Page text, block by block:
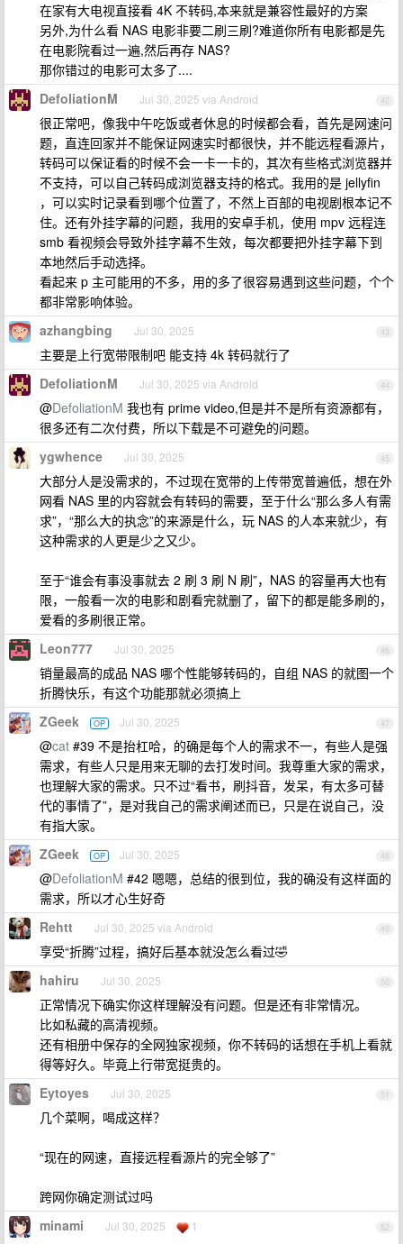
在家有大电视直接看 4K 不转码,本来就是兼容性最好的方案
另外,为什么看 NAS 电影非要二刷三刷?难道你所有电影都是先
在电影院看过一遍,然后再存 NAS?
那你错过的电影可太多了....
42
DefoliationM Jul 30, 2025 via Android
很正常吧，像我中午吃饭或者休息的时候都会看，首先是网速问
题，直连回家并不能保证网速实时都很快，并不能远程看源片，
转码可以保证看的时候不会一卡一卡的，其次有些格式浏览器并
不支持，可以自己转码成浏览器支持的格式。我用的是 jellyfin
，可以实时记录看到哪个位置了，不然上百部的电视剧根本记不
住。还有外挂字幕的问题，我用的安卓手机，使用 mpv 远程连
smb 看视频会导致外挂字幕不生效，每次都要把外挂字幕下到
本地然后手动选择。
看起来 p 主可能用的不多，用的多了很容易遇到这些问题，个个
都非常影响体验。
43
azhangbing Jul 30, 2025
主要是上行宽带限制吧 能支持 4k 转码就行了
44
DefoliationM Jul 30, 2025 via Android
@DefoliationM 我也有 prime video,但是并不是所有资源都有，
很多还有二次付费，所以下载是不可避免的问题。
45
ygwhence Jul 30, 2025
大部分人是没需求的，不过现在宽带的上传带宽普遍低，想在外
网看 NAS 里的内容就会有转码的需要，至于什么“那么多人有需
求”，“那么大的执念”的来源是什么，玩 NAS 的人本来就少，有
这种需求的人更是少之又少。
至于“谁会有事没事就去 2 刷 3 刷 N 刷”，NAS 的容量再大也有
限，一般看一次的电影和剧看完就删了，留下的都是能多刷的，
爱看的多刷很正常。
46
Leon777 Jul 30, 2025
销量最高的成品 NAS 哪个性能够转码的，自组 NAS 的就图一个
折腾快乐，有这个功能那就必须搞上
47
ZGeek OP Jul 30, 2025
@cat #39 不是抬杠哈，的确是每个人的需求不一，有些人是强
需求，有些人只是用来无聊的去打发时间。我尊重大家的需求，
也理解大家的需求。只不过“看书，刷抖音，发呆，有太多可替
代的事情了”，是对我自己的需求阐述而已，只是在说自己，没
有指大家。
48
ZGeek OP Jul 30, 2025
@DefoliationM #42 嗯嗯，总结的很到位，我的确没有这样面的
需求，所以才心生好奇
49
Rehtt Jul 30, 2025 via Android
享受“折腾”过程，搞好后基本就没怎么看过🤣
50
hahiru Jul 30, 2025
正常情况下确实你这样理解没有问题。但是还有非常情况。
比如私藏的高清视频。
还有相册中保存的全网独家视频，你不转码的话想在手机上看就
得等好久。毕竟上行带宽挺贵的。
51
Eytoyes Jul 30, 2025
几个菜啊，喝成这样？
“现在的网速，直接远程看源片的完全够了”
跨网你确定测试过吗
52
minami Jul 30, 2025 1